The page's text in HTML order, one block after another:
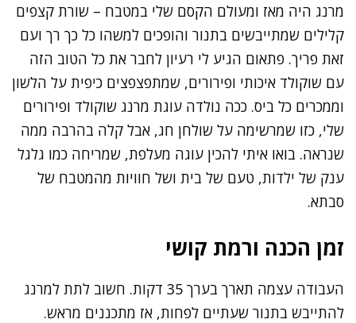
מרנג היה מאז ומעולם הקסם שלי במטבח – שורת קצפים
קלילים שמתייבשים בתנור והופכים למשהו כל כך רך ועם
זאת פריך. פתאום הגיע לי רעיון לחבר את כל הטוב הזה
עם שוקולד איכותי ופירורים, שמתפצפצים כיפית על הלשון
וממכרים כל ביס. ככה נולדה עוגת מרנג שוקולד ופירורים
שלי, כזו שמרשימה על שולחן חג, אבל קלה בהרבה ממה
שנראה. בואו איתי להכין עוגה מעלפת, שמריחה כמו גלגל
ענק של ילדות, טעם של בית ושל חוויות מהמטבח של
סבתא.
זמן הכנה ורמת קושי
העבודה עצמה תארך בערך 35 דקות. חשוב לתת למרנג
להתייבש בתנור שעתיים לפחות, אז מתכננים מראש.